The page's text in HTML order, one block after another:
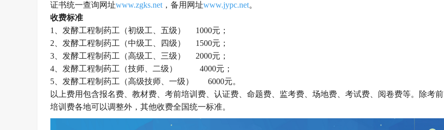
证书统一查询网址www.zgks.net ， 备用网址www.jypc.net。
收费标准
1、 发酵工程制药工（初级工、五级）
1000元；
2、 发酵工程制药工（中级工、四级）
1500元；
3、 发酵工程制药工（高级工、三级）
2000元；
4、发酵工程制药工（技师、二级）
4000元；
5、发酵工程制药工（高级技师、一级）
6000元。
以上费用包含报名费、教材费、考前培训费、认证费、命题费、监考费、场地费、考试费、阅卷费等。除考前
培训费各地可以调整外，其他收费全国统一标准。